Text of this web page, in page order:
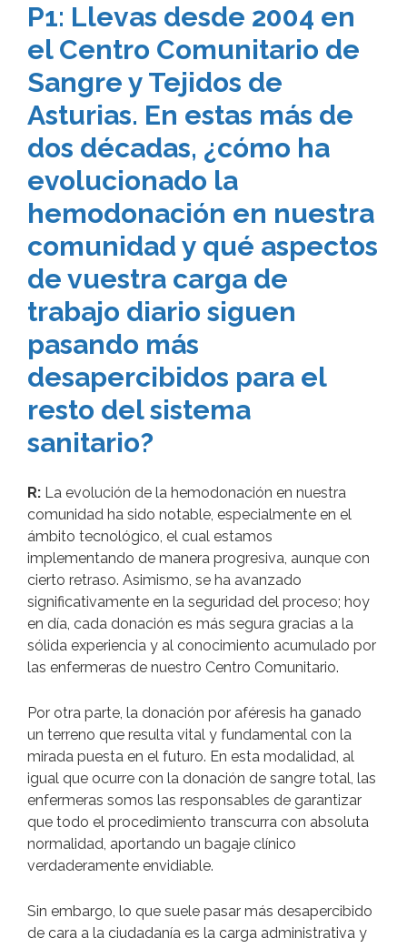
P1: Llevas desde 2004 en
el Centro Comunitario de
Sangre y Tejidos de
Asturias. En estas más de
dos décadas, ¿cómo ha
evolucionado la
hemodonación en nuestra
comunidad y qué aspectos
de vuestra carga de
trabajo diario siguen
pasando más
desapercibidos para el
resto del sistema
sanitario?
R: La evolución de la hemodonación en nuestra
comunidad ha sido notable, especialmente en el
ámbito tecnológico, el cual estamos
implementando de manera progresiva, aunque con
cierto retraso. Asimismo, se ha avanzado
significativamente en la seguridad del proceso; hoy
en día, cada donación es más segura gracias a la
sólida experiencia y al conocimiento acumulado por
las enfermeras de nuestro Centro Comunitario.
Por otra parte, la donación por aféresis ha ganado
un terreno que resulta vital y fundamental con la
mirada puesta en el futuro. En esta modalidad, al
igual que ocurre con la donación de sangre total, las
enfermeras somos las responsables de garantizar
que todo el procedimiento transcurra con absoluta
normalidad, aportando un bagaje clínico
verdaderamente envidiable.
Sin embargo, lo que suele pasar más desapercibido
de cara a la ciudadanía es la carga administrativa y